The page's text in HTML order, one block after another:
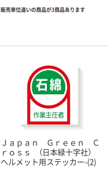
販売単位違いの商品が3商品あります
Ｊａｐａｎ Ｇｒｅｅｎ Ｃ
ｒｏｓｓ （日本緑十字社）
ヘルメット用ステッカー-(2)